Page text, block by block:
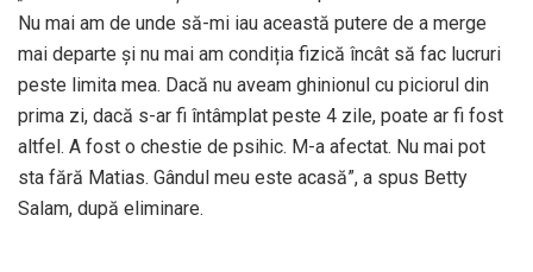
Nu mai am de unde să-mi iau această putere de a merge
mai departe și nu mai am condiția fizică încât să fac lucruri
peste limita mea. Dacă nu aveam ghinionul cu piciorul din
prima zi, dacă s-ar fi întâmplat peste 4 zile, poate ar fi fost
altfel. A fost o chestie de psihic. M-a afectat. Nu mai pot
sta fără Matias. Gândul meu este acasă”, a spus Betty
Salam, după eliminare.